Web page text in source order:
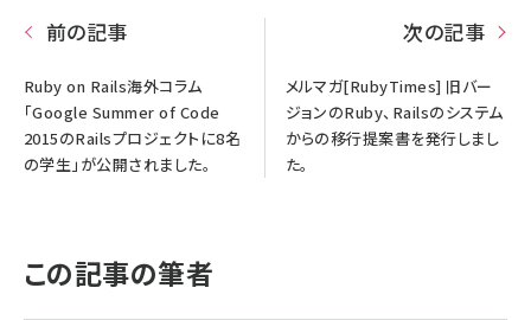
前の記事
Ruby on Rails海外コラム
「Google Summer of Code
2015のRailsプロジェクトに8名
の学生」が公開されました。
次の記事
メルマガ[RubyTimes] 旧バー
ジョンのRuby、Railsのシステム
からの移行提案書を発行しまし
た。
この記事の筆者